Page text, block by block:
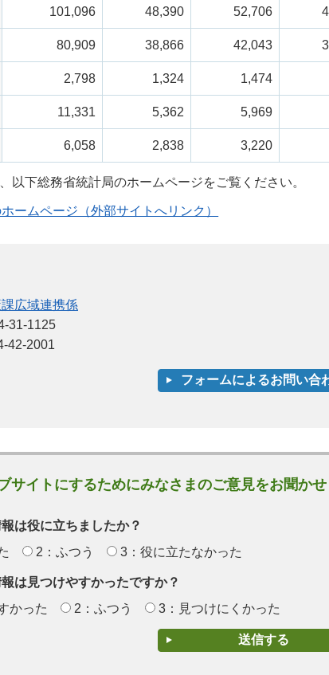
101,096 48,390 52,706
80,909 38,866 42,043
2,798 1,324 1,474
11,331 5,362 5,969
6,058 2,838 3,220
以下総務省統計局のホームページをご覧ください。
ームページ（外部サイトへリンク）
広域連携係
31-1125
42-2001
サイトにするためにみなさまのご意見をお聞か
は役に立ちましたか？
2：ふつう 3：役に立たなかった
は見つけやすかったですか？
かった
2：ふつう 3：見つけにくかった